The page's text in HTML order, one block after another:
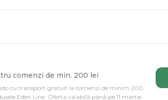
comenzi de min. 200 lei
cu transport gratuit la comenzi de minim 200
Eden Line. Oferta valabilă până pe 11 martie